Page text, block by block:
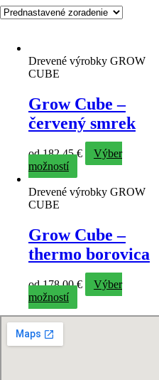
Drevené výrobky GROW
CUBE
Grow Cube –
červený smrek
od182,45€
Výber
možností
Drevené výrobky GROW
CUBE
Grow Cube –
thermo borovica
od178,00€
Výber
možností